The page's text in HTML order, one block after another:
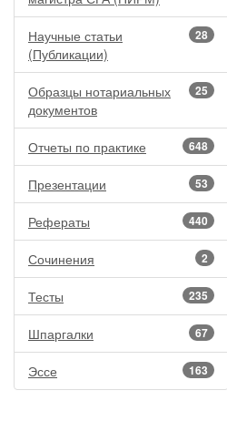
28
Научные статьи
(Публикации)
25
Образцы нотариальных
документов
648
Отчеты по практике
53
Презентации
440
Рефераты
2
Сочинения
235
Тесты
67
Шпаргалки
163
Эссе